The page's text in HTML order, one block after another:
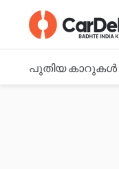
പുതിയ കാറുകൾ